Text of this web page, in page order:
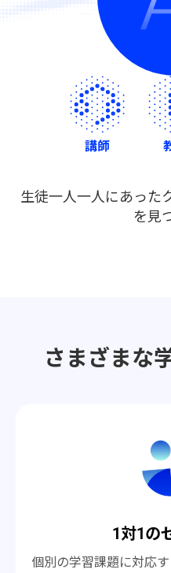
講師
生徒一人一人にあった
を見
さまざまな
1対1の
個別の学習課題に対応